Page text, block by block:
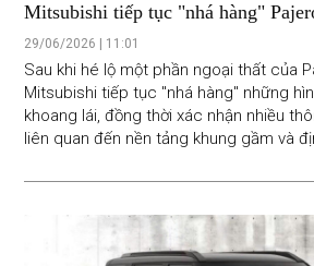
Mitsubishi tiếp tục "nhá hàng"
lái đậm chất off-road, dùng chung
Triton
29/06/2026 | 11:01
Sau khi hé lộ một phần ngoại thất của
Mitsubishi tiếp tục "nhá hàng" những
khoang lái, đồng thời xác nhận nhiều
liên quan đến nền tảng khung gầm và